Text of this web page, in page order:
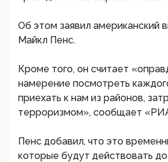
Об этом заявил американский
Майкл Пенс.
Кроме того, он считает
намерение посмотреть
приехать к нам из районов,
терроризмом», сообщает
Пенс добавил, что это
которые будут действовать